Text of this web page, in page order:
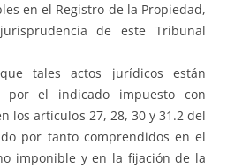
en el Registro de la Propiedad,
de este Tribunal
tales actos jurídicos están
por el indicado impuesto con
los artículos 27, 28, 30 y 31.2 del
por tanto comprendidos en el
imponible y en la fijación de la